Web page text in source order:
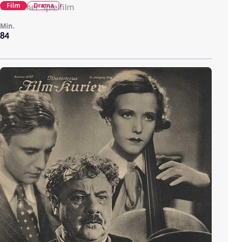
deutscher Spielfilm
84
Min.
Film Drama